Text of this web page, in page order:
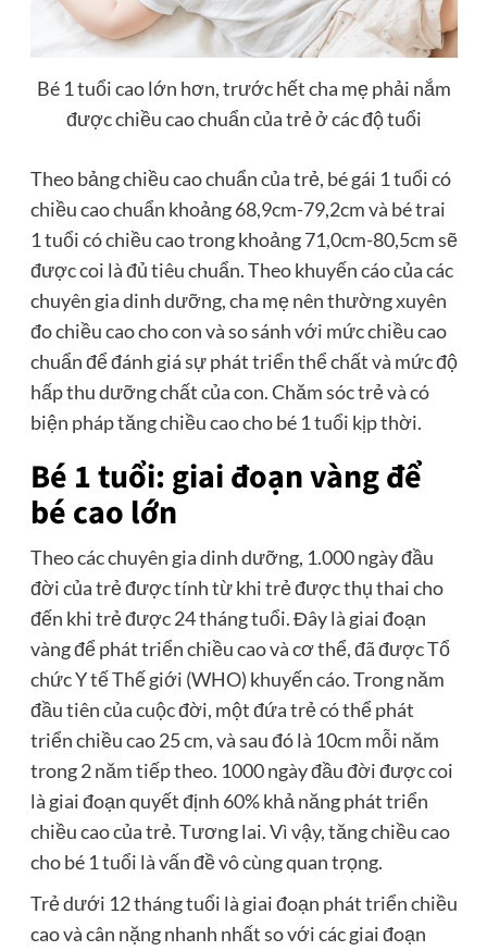
Bé 1 tuổi cao lớn hơn, trước hết cha mẹ phải nắm
được chiều cao chuẩn của trẻ ở các độ tuổi
Theo bảng chiều cao chuẩn của trẻ, bé gái 1 tuổi có
chiều cao chuẩn khoảng 68,9cm-79,2cm và bé trai
1 tuổi có chiều cao trong khoảng 71,0cm-80,5cm sẽ
được coi là đủ tiêu chuẩn. Theo khuyến cáo của các
chuyên gia dinh dưỡng, cha mẹ nên thường xuyên
đo chiều cao cho con và so sánh với mức chiều cao
chuẩn để đánh giá sự phát triển thể chất và mức độ
hấp thu dưỡng chất của con. Chăm sóc trẻ và có
biện pháp tăng chiều cao cho bé 1 tuổi kịp thời.
Bé 1 tuổi: giai đoạn vàng để
bé cao lớn
Theo các chuyên gia dinh dưỡng, 1.000 ngày đầu
đời của trẻ được tính từ khi trẻ được thụ thai cho
đến khi trẻ được 24 tháng tuổi. Đây là giai đoạn
vàng để phát triển chiều cao và cơ thể, đã được Tổ
chức Y tế Thế giới (WHO) khuyến cáo. Trong năm
đầu tiên của cuộc đời, một đứa trẻ có thể phát
triển chiều cao 25 ​​cm, và sau đó là 10cm mỗi năm
trong 2 năm tiếp theo. 1000 ngày đầu đời được coi
là giai đoạn quyết định 60% khả năng phát triển
chiều cao của trẻ. Tương lai. Vì vậy, tăng chiều cao
cho bé 1 tuổi là vấn đề vô cùng quan trọng.
Trẻ dưới 12 tháng tuổi là giai đoạn phát triển chiều
cao và cân nặng nhanh nhất so với các giai đoạn